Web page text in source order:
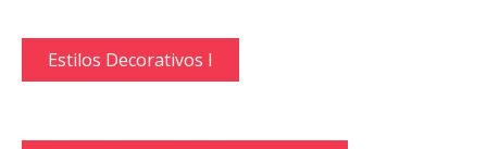
Estilos Decorativos I